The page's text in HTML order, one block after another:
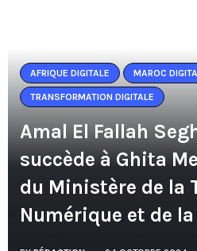
AFRIQUE DIGITALE MAROC
TRANSFORMATION DIGITALE
Amal El Fallah
succède à Ghita
du Ministère de la
Numérique et de la